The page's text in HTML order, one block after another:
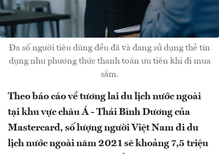
Đa số người tiêu dùng đều đã và đang sử dụng thẻ tín
dụng như phương thức thanh toán ưu tiên khi đi mua
sắm.
Theo báo cáo về tương lai du lịch nước ngoài
tại khu vực châu Á - Thái Bình Dương của
Mastercard, số lượng người Việt Nam đi du
lịch nước ngoài năm 2021 sẽ khoảng 7,5 triệu